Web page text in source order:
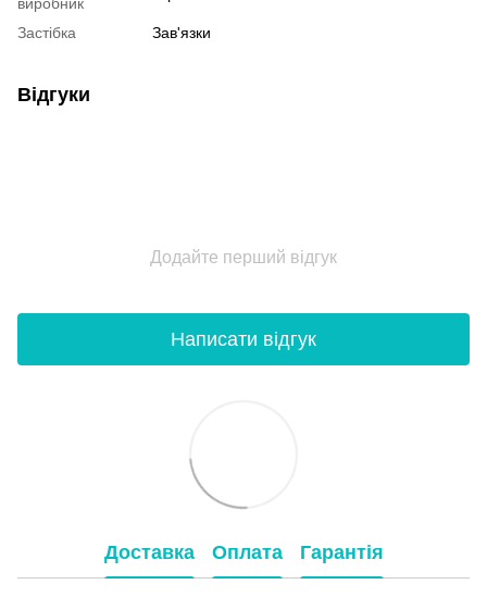
Застібка Зав'язки
Відгуки
Додайте перший відгук
Написати відгук
Доставка Оплата Гарантія